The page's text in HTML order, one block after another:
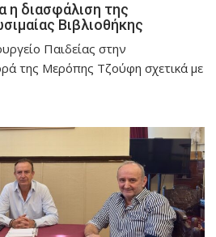
η διασφάλιση της
Βιβλιοθήκης
Παιδείας στην
της Μερόπης Τζούφη σχετικά με